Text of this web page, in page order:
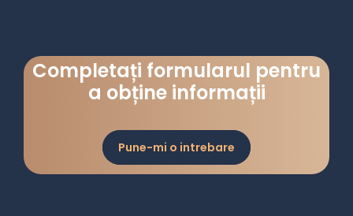
Completați formularul pentru
a obține informații
Pune-mi o intrebare